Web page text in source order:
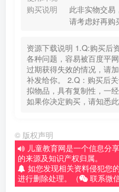
购买说明
此非实物交易
请考虑好再购
资源下载说明 1.Q:购买后
各种问题，容易被百度平
过期获得失效的情况，请
补发给你。 2.Q：购买后
拟物品，具有复制性，一
如果你决定购买，请知悉此
© 版权声明
儿童教育网是一个信息分
的来源及知识产权归属。
如您发现相关资料侵犯您
进行删除处理。（
联系微